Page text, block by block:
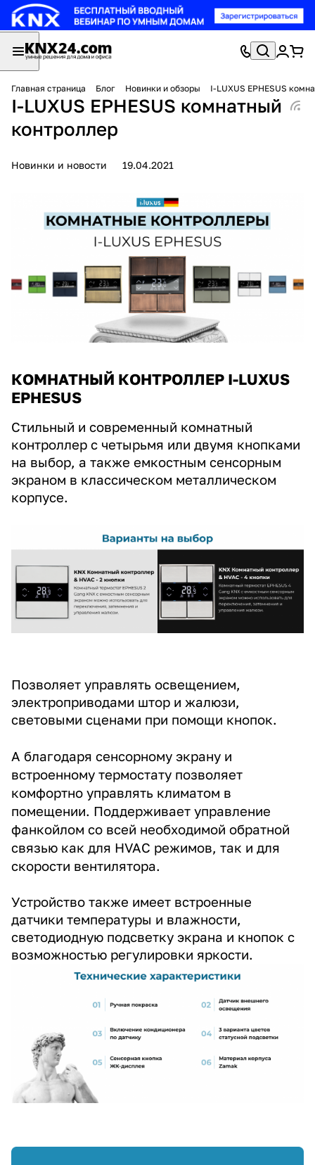
Главная страница Блог Новинки и обзоры I-LUXUS EPHESUS
I-LUXUS EPHESUS комнатный
контроллер
Новинки и новости 19.04.2021
КОМНАТНЫЙ КОНТРОЛЛЕР I-LUXUS
EPHESUS
Стильный и современный комнатный
контроллер с четырьмя или двумя кнопками
на выбор, а также емкостным сенсорным
экраном в классическом металлическом
корпусе.
Позволяет управлять освещением,
электроприводами штор и жалюзи,
световыми сценами при помощи кнопок.
А благодаря сенсорному экрану и
встроенному термостату позволяет
комфортно управлять климатом в
помещении. Поддерживает управление
фанкойлом со всей необходимой обратной
связью как для HVAC режимов, так и для
скорости вентилятора.
Устройство также имеет встроенные
датчики температуры и влажности,
светодиодную подсветку экрана и кнопок с
возможностью регулировки яркости.